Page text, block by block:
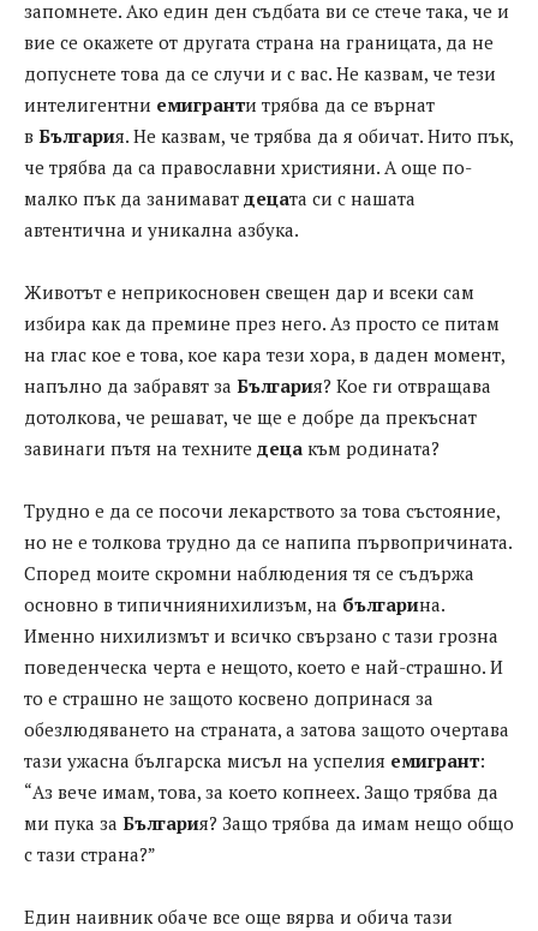
запомнете. Ако един ден съдбата ви се стече така, че и
вие се окажете от другата страна на границата, да не
допуснете това да се случи и с вас. Не казвам, че тези
интелигентни емигранти трябва да се върнат
в България. Не казвам, че трябва да я обичат. Нито пък,
че трябва да са православни християни. А още по-
малко пък да занимават децата си с нашата
автентична и уникална азбука.
Животът е неприкосновен свещен дар и всеки сам
избира как да премине през него. Аз просто се питам
на глас кое е това, кое кара тези хора, в даден момент,
напълно да забравят за България? Кое ги отвращава
дотолкова, че решават, че ще е добре да прекъснат
завинаги пътя на техните деца към родината?
Трудно е да се посочи лекарството за това състояние,
но не е толкова трудно да се напипа първопричината.
Според моите скромни наблюдения тя се съдържа
основно в типичниянихилизъм, на българина.
Именно нихилизмът и всичко свързано с тази грозна
поведенческа черта е нещото, което е най-страшно. И
то е страшно не защото косвено допринася за
обезлюдяването на страната, а затова защото очертава
тази ужасна българска мисъл на успелия емигрант:
“Аз вече имам, това, за което копнеех. Защо трябва да
ми пука за България? Защо трябва да имам нещо общо
с тази страна?”
Един наивник обаче все още вярва и обича тази